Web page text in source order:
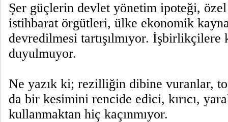
Şer güçlerin devlet yönetim ipoteği,
istihbarat örgütleri, ülke ekonomik
devredilmesi tartışılmıyor.
duyulmuyor.
Ne yazık ki; rezilliğin dibine vuranlar,
da bir kesimini rencide edici, kırıcı,
kullanmaktan hiç kaçınmıyor.